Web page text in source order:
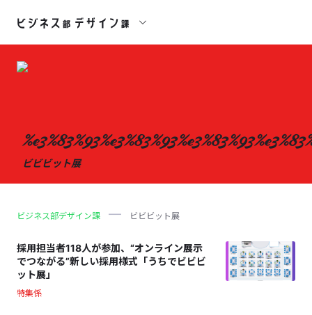
ビビビット展
ビジネス部デザイン課 ビビビット展
採用担当者118人が参加、“オンライン展示
でつながる”新しい採用様式「うちでビビビ
ット展」
特集係